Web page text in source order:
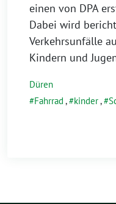
einen von DPA
Dabei wird
Verkehrsunfälle
Kindern und
Düren
Fahrrad , kinder,